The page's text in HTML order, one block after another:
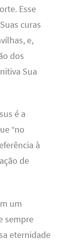
Esse
curas
e,
dos
Sua
é a
“no
à
de
um
sempre
eternidade